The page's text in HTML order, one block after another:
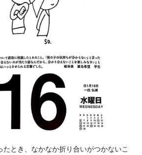
とき、なかなか折り合いがつかないこ